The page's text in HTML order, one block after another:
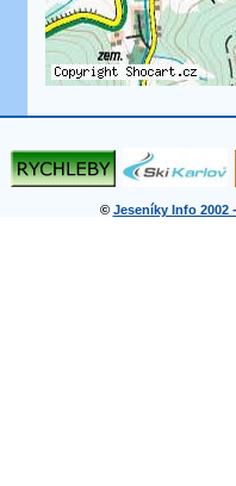
© Jeseníky Info 2002